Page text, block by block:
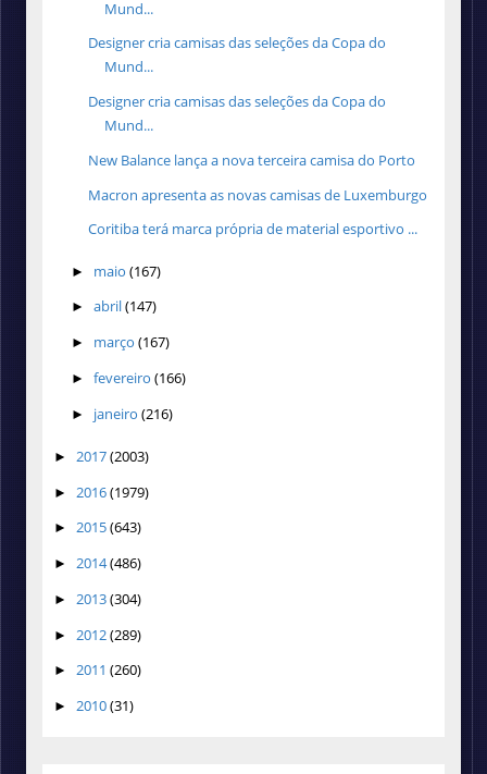
Mund...
Designer cria camisas das seleções da Copa do
Mund...
Designer cria camisas das seleções da Copa do
Mund...
New Balance lança a nova terceira camisa do Porto
Macron apresenta as novas camisas de Luxemburgo
Coritiba terá marca própria de material esportivo ...
► maio (167)
► abril(147)
► março (167)
► fevereiro (166)
► janeiro (216)
► 2017(2003)
► 2016(1979)
► 2015(643)
► 2014(486)
► 2013(304)
► 2012(289)
► 2011 (260)
► 2010(31)